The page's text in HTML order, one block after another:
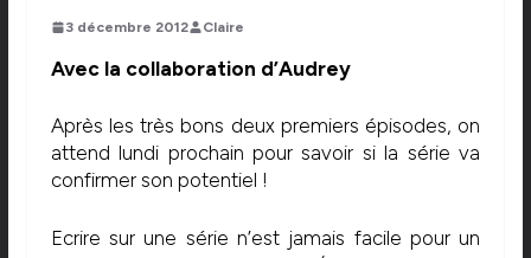
3 décembre 2012 Claire
Avec la collaboration d’Audrey
Après les très bons deux premiers épisodes, on
attend lundi prochain pour savoir si la série va
confirmer son potentiel !
Ecrire sur une série n’est jamais facile pour un